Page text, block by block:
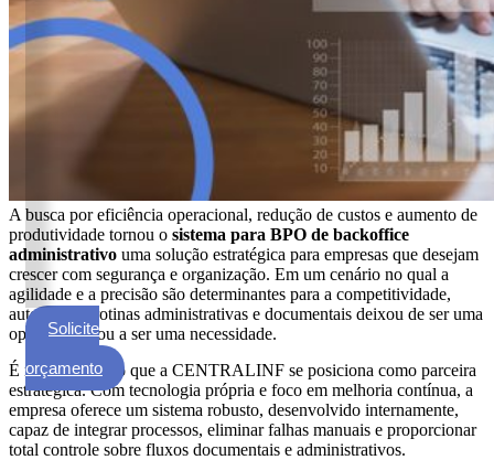
Formalização
e
Processamento
Documentos
de
Documentos
Digitalização
de
Documentos
Microfilmagem
Documentos
Guarda
de
Solicite
orçamento
A busca por eficiência operacional, redução de custos e aumento de
produtividade tornou o sistema para BPO de backoffice
administrativo uma solução estratégica para empresas que desejam
crescer com segurança e organização. Em um cenário no qual a
agilidade e a precisão são determinantes para a competitividade,
automatizar rotinas administrativas e documentais deixou de ser uma
opção e passou a ser uma necessidade.
É nesse contexto que a CENTRALINF se posiciona como parceira
estratégica. Com tecnologia própria e foco em melhoria contínua, a
empresa oferece um sistema robusto, desenvolvido internamente,
capaz de integrar processos, eliminar falhas manuais e proporcionar
total controle sobre fluxos documentais e administrativos.